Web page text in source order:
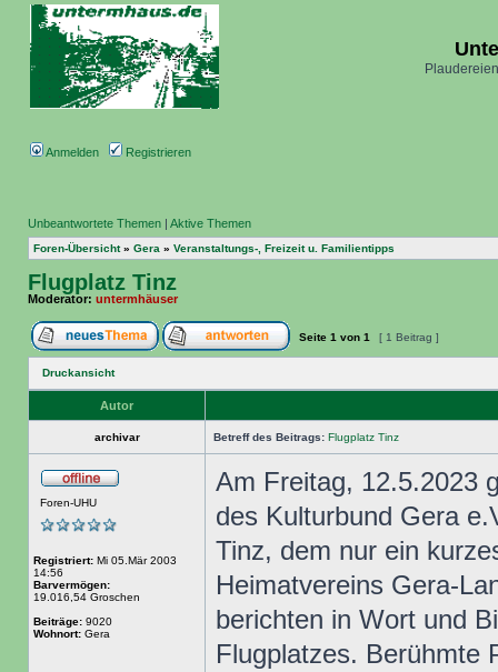
Anmelden Registrieren
Unbeantwortete Themen | Aktive Themen
Foren-Übersicht» Gera » Veranstaltungs-, Freizeit u. Familientipps
Flugplatz Tinz
Moderator: untermhäuser
Seite 1 von 1 [ 1 Beitrag ]
Druckansicht
Autor
archivar Betreff des Beitrags: Flugplatz Tinz
Foren-UHU
Registriert: Mi 05.Mär 2003
14:56
Barvermögen:
19.016,54 Groschen
Beiträge: 9020
Wohnort: Gera
Am Freitag, 12.5.2023
des Kulturbund Gera
Tinz, dem nur ein
Heimatvereins Gera-
berichten in Wort und
Flugplatzes. Berühmte